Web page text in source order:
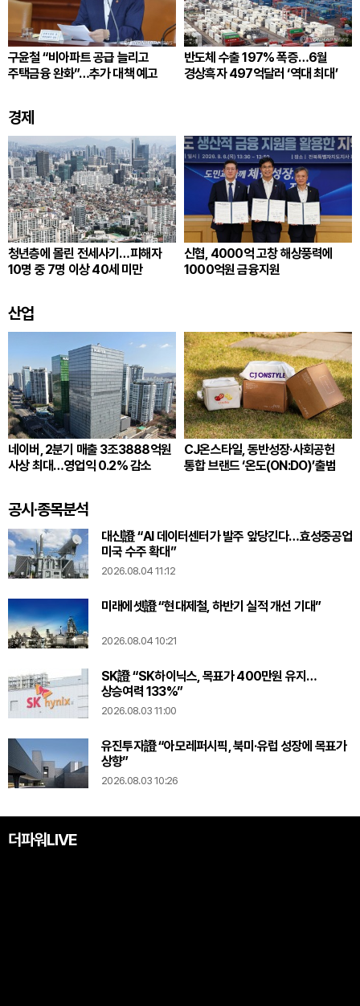
구윤철 “비아파트 공급 늘리고
주택금융 완화”…추가 대책 예고
반도체 수출 197% 폭증…6월
경상흑자 497억달러 ‘역대 최대’
경제
청년층에 몰린 전세사기…피해자
10명 중 7명 이상 40세 미만
신협, 4000억 고창 해상풍력에
1000억원 금융지원
산업
네이버, 2분기 매출 3조3888억원
사상 최대…영업익 0.2% 감소
CJ온스타일, 동반성장·사회공헌
통합 브랜드 ‘온도(ON:DO)’출범
공시·종목분석
대신證 “AI 데이터센터가 발주 앞당긴다…효성중공업
미국 수주 확대”
2026.08.04 11:12
미래에셋證 “현대제철, 하반기 실적 개선 기대”
2026.08.04 10:21
SK證 “SK하이닉스, 목표가 400만원 유지…
상승여력 133%”
2026.08.03 11:00
유진투자證 “아모레퍼시픽, 북미·유럽 성장에 목표가
상향”
2026.08.03 10:26
더파워LIVE